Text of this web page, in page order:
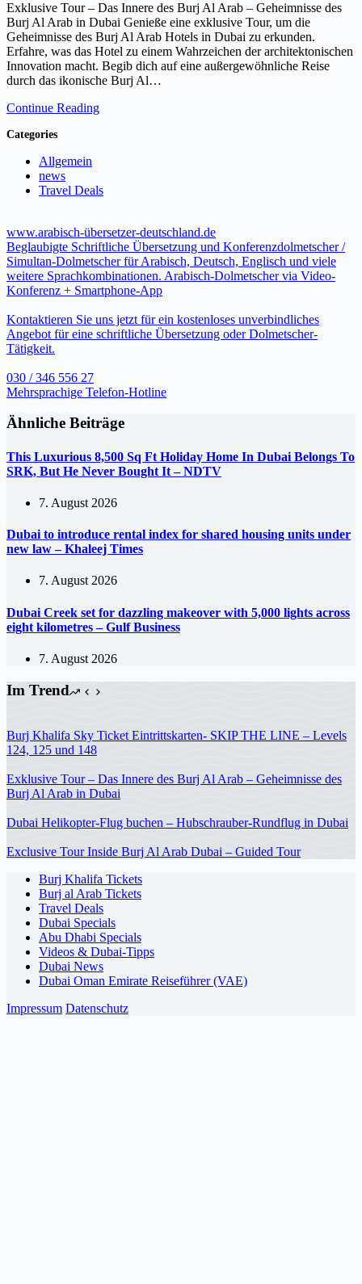
Exklusive Tour – Das Innere des Burj Al Arab – Geheimnisse des
Burj Al Arab in Dubai Genieße eine exklusive Tour, um die
Geheimnisse des Burj Al Arab Hotels in Dubai zu erkunden.
Erfahre, was das Hotel zu einem Wahrzeichen der architektonischen
Innovation macht. Begib dich auf eine außergewöhnliche Reise
durch das ikonische Burj Al…
Continue Reading
Categories
Allgemein
news
Travel Deals
www.arabisch-übersetzer-deutschland.de
Beglaubigte Schriftliche Übersetzung und Konferenzdolmetscher /
Simultan-Dolmetscher für Arabisch, Deutsch, Englisch und viele
weitere Sprachkombinationen. Arabisch-Dolmetscher via Video-
Konferenz + Smartphone-App
Kontaktieren Sie uns jetzt für ein kostenloses unverbindliches
Angebot für eine schriftliche Übersetzung oder Dolmetscher-
Tätigkeit.
030 / 346 556 27
Mehrsprachige Telefon-Hotline
Ähnliche Beiträge
This Luxurious 8,500 Sq Ft Holiday Home In Dubai Belongs To
SRK, But He Never Bought It – NDTV
7. August 2026
Dubai to introduce rental index for shared housing units under
new law – Khaleej Times
7. August 2026
Dubai Creek set for dazzling makeover with 5,000 lights across
eight kilometres – Gulf Business
7. August 2026
Im Trend
Burj Khalifa Sky Ticket Eintrittskarten- SKIP THE LINE – Levels
124, 125 und 148
Exklusive Tour – Das Innere des Burj Al Arab – Geheimnisse des
Burj Al Arab in Dubai
Dubai Helikopter-Flug buchen – Hubschrauber-Rundflug in Dubai
Exclusive Tour Inside Burj Al Arab Dubai – Guided Tour
Burj Khalifa Tickets
Burj al Arab Tickets
Travel Deals
Dubai Specials
Abu Dhabi Specials
Videos & Dubai-Tipps
Dubai News
Dubai Oman Emirate Reiseführer (VAE)
Impressum Datenschutz